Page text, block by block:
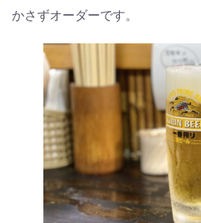
かさずオーダーです。